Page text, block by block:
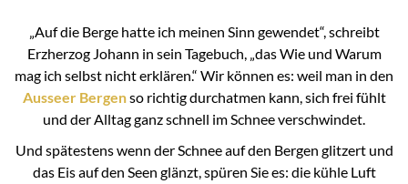
„Auf die Berge hatte ich meinen Sinn gewendet“, schreibt
Erzherzog Johann in sein Tagebuch, „das Wie und Warum
mag ich selbst nicht erklären.“ Wir können es: weil man in den
Ausseer Bergenso richtig durchatmen kann, sich frei fühlt
und der Alltag ganz schnell im Schnee verschwindet.
Und spätestens wenn der Schnee auf den Bergen glitzert und
das Eis auf den Seen glänzt, spüren Sie es: die kühle Luft